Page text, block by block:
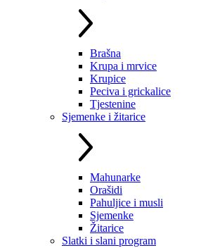
Brašna
Krupa i mrvice
Krupice
Peciva i grickalice
Tjestenine
Sjemenke i žitarice
Mahunarke
Orašidi
Pahuljice i musli
Sjemenke
Žitarice
Slatki i slani program